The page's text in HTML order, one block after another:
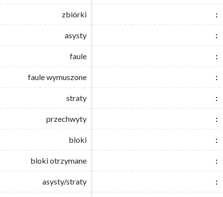
zbiórki :
asysty :
faule :
faule wymuszone :
straty :
przechwyty :
bloki :
bloki otrzymane :
asysty/straty :
zbiórki :
asysty :
faule :
faule wymuszone :
straty :
przechwyty :
bloki :
bloki otrzymane :
asysty/straty :